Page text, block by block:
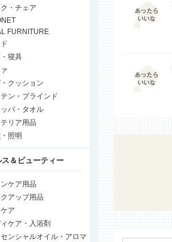
・チェア
FURNITURE
寝具
クッション
ン・ブラインド
パ・タオル
リア用品
照明
ス＆ビューティー
ケア用品
アップ用品
ア
ケア・入浴剤
ンシャルオイル・アロマ